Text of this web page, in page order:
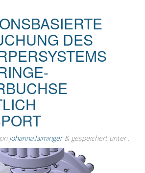
DES
johanna.laiminger & gespeichert unter .